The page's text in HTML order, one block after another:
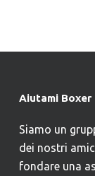
Aiutami Boxer
Siamo un
dei nostri
fondare una